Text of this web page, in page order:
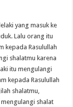
yang masuk ke
Lalu orang itu
kepada Rasulullah
shalatmu karena
itu mengulangi
kepada Rasulullah
shalatmu,
shalat